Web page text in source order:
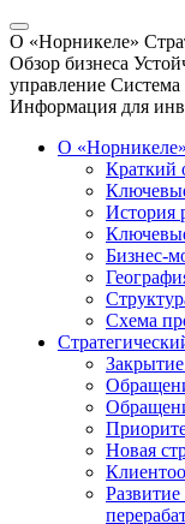
О «Норникеле»
Обзор бизнеса
управление Система
Информация для
О «Норникеле»
Краткий
История
Бизнес-
Схема
Новая